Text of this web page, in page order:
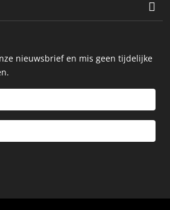
nieuwsbrief en mis geen tijdelijke